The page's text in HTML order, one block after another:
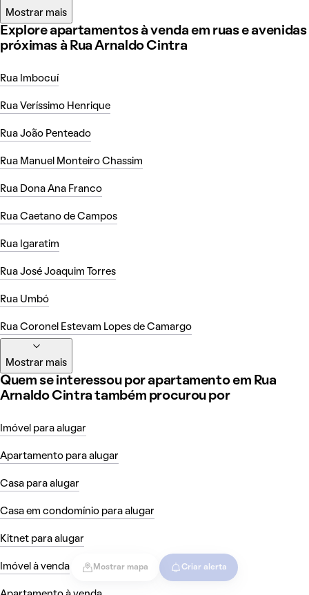
Mostrar mapa Criar alerta
Mostrar mais
Explore apartamentos à venda em ruas e avenidas
próximas à Rua Arnaldo Cintra
Rua Imbocuí
Rua Veríssimo Henrique
Rua João Penteado
Rua Manuel Monteiro Chassim
Rua Dona Ana Franco
Rua Caetano de Campos
Rua Igaratim
Rua José Joaquim Torres
Rua Umbó
Rua Coronel Estevam Lopes de Camargo
Mostrar mais
Quem se interessou por apartamento em Rua
Arnaldo Cintra também procurou por
Imóvel para alugar
Apartamento para alugar
Casa para alugar
Casa em condomínio para alugar
Kitnet para alugar
Imóvel à venda